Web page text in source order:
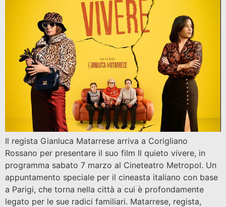
Il regista Gianluca Matarrese arriva a Corigliano
Rossano per presentare il suo film Il quieto vivere, in
programma sabato 7 marzo al Cineteatro Metropol. Un
appuntamento speciale per il cineasta italiano con base
a Parigi, che torna nella città a cui è profondamente
legato per le sue radici familiari. Matarrese, regista,